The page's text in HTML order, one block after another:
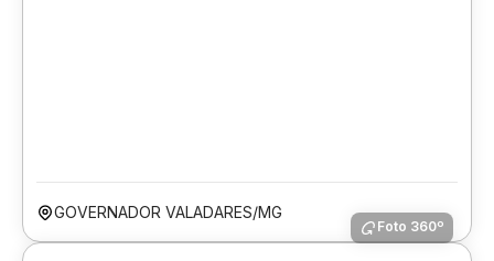
GOVERNADOR VALADARES/MG
Foto 360º